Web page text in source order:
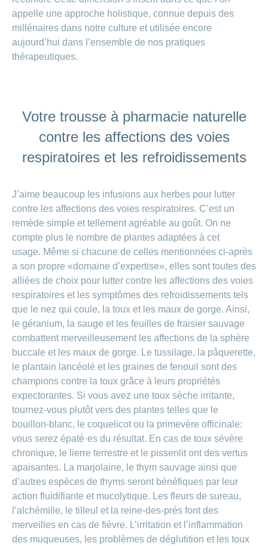
appelle une approche holistique, connue depuis des
millénaires dans notre culture et utilisée encore
aujourd’hui dans l’ensemble de nos pratiques
thérapeutiques.
Votre trousse à pharmacie naturelle
contre les affections des voies
respiratoires et les refroidissements
J’aime beaucoup les infusions aux herbes pour lutter
contre les affections des voies respiratoires. C’est un
remède simple et tellement agréable au goût. On ne
compte plus le nombre de plantes adaptées à cet
usage. Même si chacune de celles mentionnées ci-après
a son propre «domaine d’expertise», elles sont toutes des
alliées de choix pour lutter contre les affections des voies
respiratoires et les symptômes des refroidissements tels
que le nez qui coule, la toux et les maux de gorge. Ainsi,
le géranium, la sauge et les feuilles de fraisier sauvage
combattent merveilleusement les affections de la sphère
buccale et les maux de gorge. Le tussilage, la pâquerette,
le plantain lancéolé et les graines de fenouil sont des
champions contre la toux grâce à leurs propriétés
expectorantes. Si vous avez une toux sèche irritante,
tournez-vous plutôt vers des plantes telles que le
bouillon-blanc, le coquelicot ou la primevère officinale:
vous serez épaté·es du résultat. En cas de toux sévère
chronique, le lierre terrestre et le pissenlit ont des vertus
apaisantes. La marjolaine, le thym sauvage ainsi que
d’autres espèces de thyms seront bénéfiques par leur
action fluidifiante et mucolytique. Les fleurs de sureau,
l’alchémille, le tilleul et la reine-des-prés font des
merveilles en cas de fièvre. L’irritation et l’inflammation
des muqueuses, les problèmes de déglutition et les toux